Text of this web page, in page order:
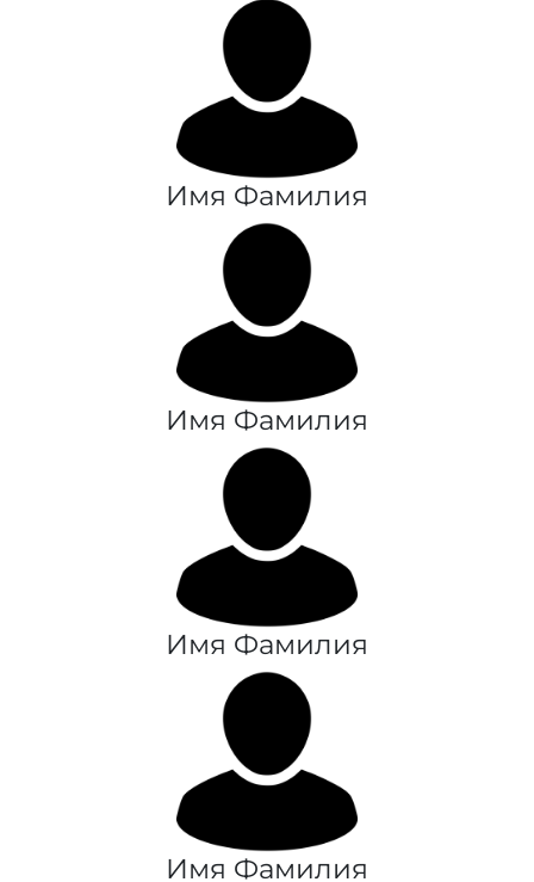
Имя Фамилия
Имя Фамилия
Имя Фамилия
Имя Фамилия